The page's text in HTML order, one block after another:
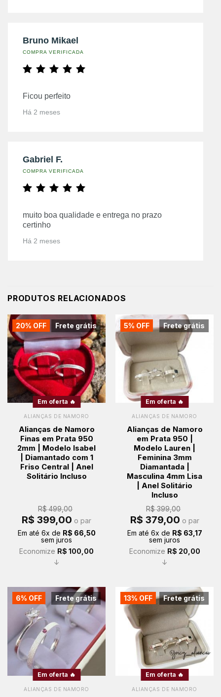
Bruno Mikael
COMPRA VERIFICADA
Ficou perfeito
Há 2 meses
Gabriel F.
COMPRA VERIFICADA
muito boa qualidade e entrega no prazo
certinho
Há 2 meses
PRODUTOS RELACIONADOS
Frete grátis
20% OFF
Em oferta 🔥
ALIANÇAS DE NAMORO
Alianças de Namoro
Finas em Prata 950
2mm | Modelo Isabel
| Diamantado com 1
Friso Central | Anel
Solitário Incluso
R$499,00
O
preço
era:
R$ 499,00.
R$ 399,00 preço
é:
o par
Em até 6x de R$ 66,50
sem juros
Economize R$ 100,00
↓
Frete grátis
5% OFF
Em oferta 🔥
ALIANÇAS DE NAMORO
Alianças de Namoro
em Prata 950 |
Modelo Lauren |
Feminina 3mm
Diamantada |
Masculina 4mm Lisa
| Anel Solitário
Incluso
R$399,00
O
preço
era:
R$ 399,00.
R$ 379,00preço
é:
R$ 379,00.
o par
Em até 6x de R$ 63,17
sem juros
Economize R$ 20,00
↓
Frete grátis
6% OFF
Em oferta 🔥
ALIANÇAS DE NAMORO
Frete grátis
13% OFF
Em oferta 🔥
ALIANÇAS DE NAMORO